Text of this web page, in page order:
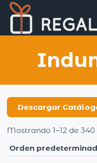
Saltar
contenido
Descargar
Mostrando 1–12 de